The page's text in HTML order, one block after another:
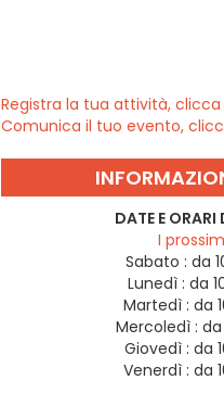
Registra la tua attività, clicca
Comunica il tuo evento,
DATE E ORARI
I
Sabato : da
Lunedì : da
Martedì : da
Mercoledì : da
Giovedì : da
Venerdì : da